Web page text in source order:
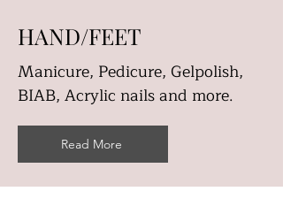
HAND/FEET
Manicure, Pedicure, Gelpolish,
BIAB, Acrylic nails and more.
Read More